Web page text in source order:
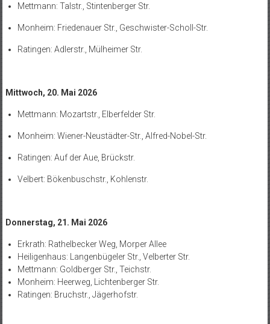
Mettmann: Talstr., Stintenberger Str.
Monheim: Friedenauer Str., Geschwister-Scholl-Str.
Ratingen: Adlerstr., Mülheimer Str.
Mittwoch, 20. Mai 2026
Mettmann: Mozartstr., Elberfelder Str.
Monheim: Wiener-Neustädter-Str., Alfred-Nobel-Str.
Ratingen: Auf der Aue, Brückstr.
Velbert: Bökenbuschstr., Kohlenstr.
Donnerstag, 21. Mai 2026
Erkrath: Rathelbecker Weg, Morper Allee
Heiligenhaus: Langenbügeler Str., Velberter Str.
Mettmann: Goldberger Str., Teichstr.
Monheim: Heerweg, Lichtenberger Str.
Ratingen: Bruchstr., Jägerhofstr.